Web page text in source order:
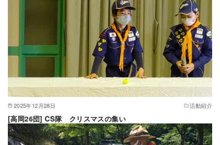
2025年12月28日 活動紹介
[高岡26団] CS隊 クリスマスの集い